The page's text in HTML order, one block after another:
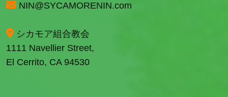
NIN@SYCAMORENIN.com
シカモア組合教会
1111 Navellier Street,
El Cerrito, CA 94530